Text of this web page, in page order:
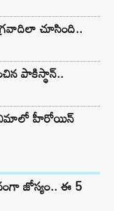
చూసింది..
పాకిస్థాన్..
సినిమాలో హీరోయిన్
జోస్యం.. ఈ 5